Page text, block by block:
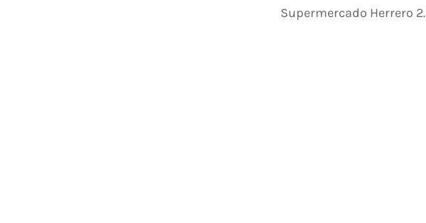
Supermercado Herrero 2.